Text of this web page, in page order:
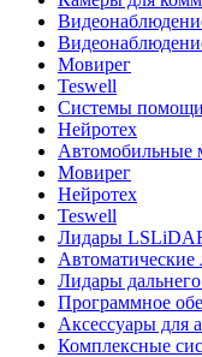
Мовирег
Teswell
Системы
Нейротех
Автомобильные
Мовирег
Нейротех
Teswell
Лидары
Лидары
Программное
Аксессуары для
Комплексные